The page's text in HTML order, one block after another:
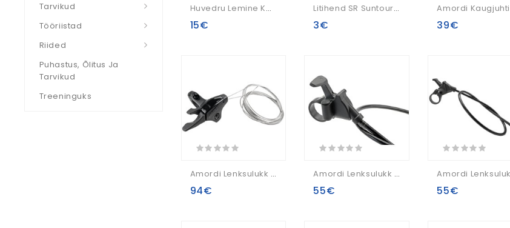
Tarvikud
Tööriistad
Riided
Puhastus, Õlitus Ja
Tarvikud
Treeninguks
Huvedru Lemine Kork SR Suntour SF14 XCR32 Air (FKE075-12)
15€
Litihend SR Suntour (foam) All 32mm Stanchion Axon/Epixon (FAA423)
3€ 39€
Amordi Lenksulukk Kit Rock Shox OneLoc SID/Reba/Revelation (2013-2017) Right Above, Left Below
94€
Amordi Lenksulukk Rock Shox PopLoc Left
55€ 55€